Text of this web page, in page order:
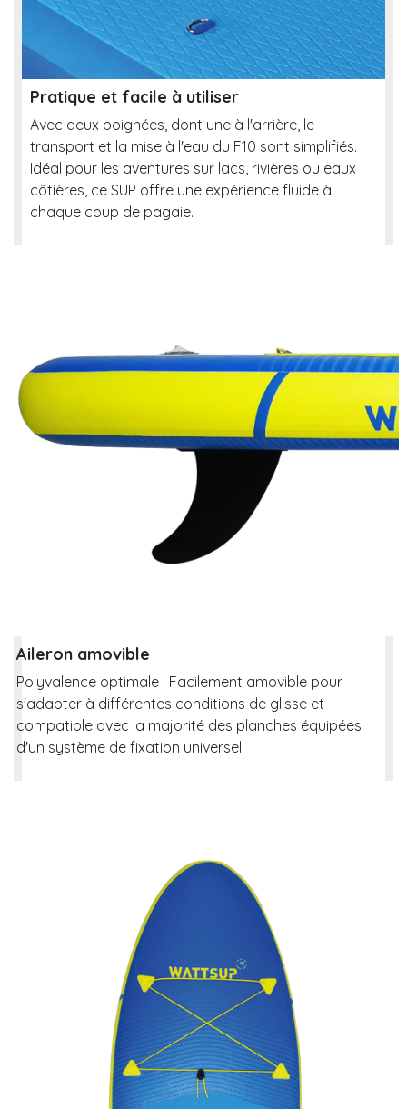
Pratique et facile à utiliser
Avec deux poignées, dont une à l'arrière, le
transport et la mise à l'eau du F10 sont simplifiés.
Idéal pour les aventures sur lacs, rivières ou eaux
côtières, ce SUP offre une expérience fluide à
chaque coup de pagaie.
Aileron amovible
Polyvalence optimale : Facilement amovible pour
s'adapter à différentes conditions de glisse et
compatible avec la majorité des planches équipées
d'un système de fixation universel.